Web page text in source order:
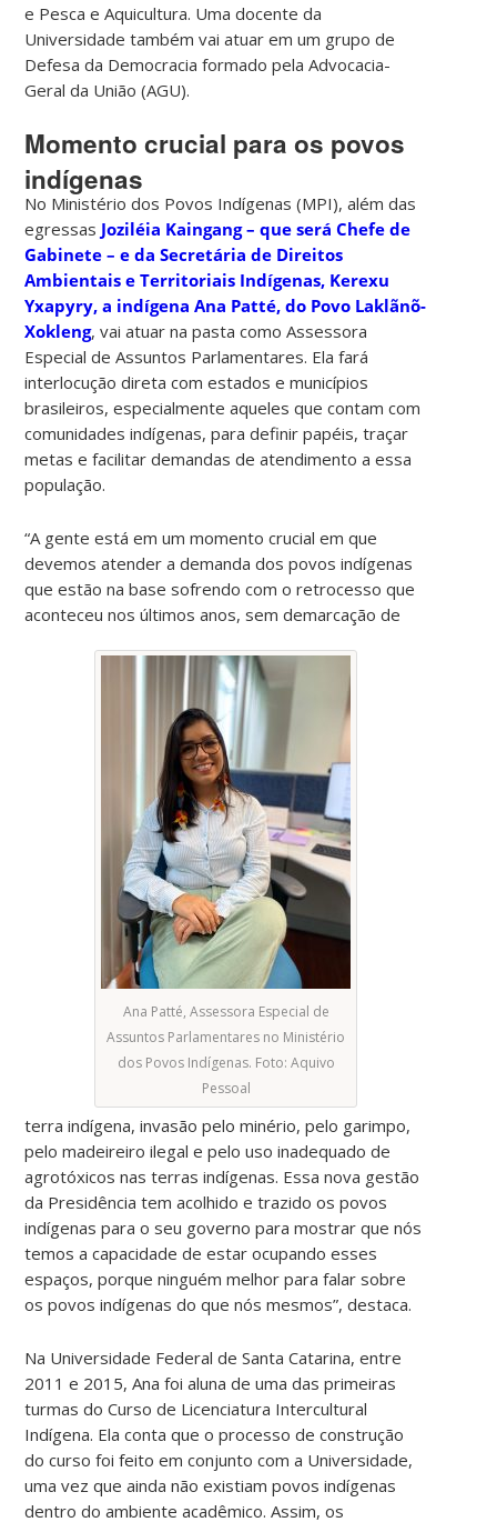
e Pesca e Aquicultura. Uma docente da
Universidade também vai atuar em um grupo de
Defesa da Democracia formado pela Advocacia-
Geral da União (AGU).
Momento crucial para os povos
indígenas
No Ministério dos Povos Indígenas (MPI), além das
egressas Joziléia Kaingang – que será Chefe de
Gabinete – e da Secretária de Direitos
Ambientais e Territoriais Indígenas, Kerexu
Yxapyry, a indígena Ana Patté, do Povo Laklãnõ-
Xokleng, vai atuar na pasta como Assessora
Especial de Assuntos Parlamentares. Ela fará
interlocução direta com estados e municípios
brasileiros, especialmente aqueles que contam com
comunidades indígenas, para definir papéis, traçar
metas e facilitar demandas de atendimento a essa
população.
“A gente está em um momento crucial em que
devemos atender a demanda dos povos indígenas
que estão na base sofrendo com o retrocesso que
aconteceu nos últimos anos, sem demarcação de
Ana Patté, Assessora Especial de
Assuntos Parlamentares no Ministério
dos Povos Indígenas. Foto: Aquivo
Pessoal
terra indígena, invasão pelo minério, pelo garimpo,
pelo madeireiro ilegal e pelo uso inadequado de
agrotóxicos nas terras indígenas. Essa nova gestão
da Presidência tem acolhido e trazido os povos
indígenas para o seu governo para mostrar que nós
temos a capacidade de estar ocupando esses
espaços, porque ninguém melhor para falar sobre
os povos indígenas do que nós mesmos”, destaca.
Na Universidade Federal de Santa Catarina, entre
2011 e 2015, Ana foi aluna de uma das primeiras
turmas do Curso de Licenciatura Intercultural
Indígena. Ela conta que o processo de construção
do curso foi feito em conjunto com a Universidade,
uma vez que ainda não existiam povos indígenas
dentro do ambiente acadêmico. Assim, os